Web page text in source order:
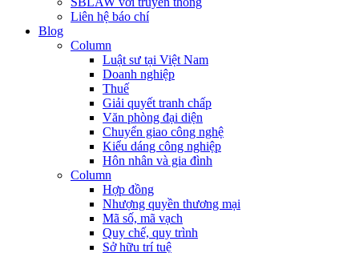
Liên hệ báo chí
Blog
Column
Luật sư tại Việt Nam
Doanh nghiệp
Thuế
Giải quyết tranh chấp
Văn phòng đại diện
Chuyển giao công nghệ
Kiểu dáng công nghiệp
Hôn nhân và gia đình
Column
Hợp đồng
Nhượng quyền thương mại
Mã số, mã vạch
Quy chế, quy trình
Sở hữu trí tuệ